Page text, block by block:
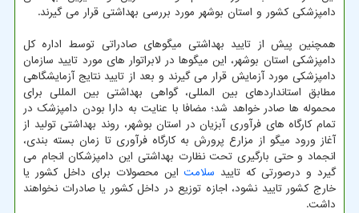
دامپزشکی کشور و استان بوشهر مورد بررسی بهداشتی قرار می گیرند.
همچنین پیش از تایید بهداشتی میگوهای صادراتی توسط اداره کل
دامپزشکی استان بوشهر، این میگوها در لابراتوار های مورد تایید سازمان
دامپزشکی مورد آزمایش قرار می گیرند و بعد از تایید نتایج آزمایشگاهی
مطابق استانداردهای بین المللی، گواهی بهداشتی بین المللی برای
محموله ها صادر خواهد شد؛ مضافا با عنایت به دارا بودن دامپزشک در
تمام کارگاه های فرآوری آبزیان در استان بوشهر، روند بهداشتی تولید از
آغاز ورود میگو از مزارع پرورش به کارگاه فرآوری تا زمان بسته بندی،
انجماد و حتی بارگیری تحت نظارت بهداشتی این دامپزشکان انجام می
گیرد و درصورتی که تایید سلامتاین محصولات برای داخل کشور یا
خارج کشور تایید نشود، اجازه توزیع در داخل کشور یا صادرات نخواهند
داشت.